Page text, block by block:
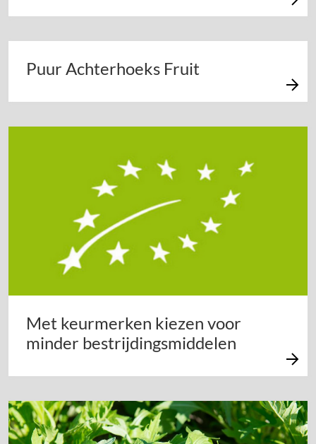
Puur Achterhoeks Fruit
Met keurmerken kiezen voor
minder bestrijdingsmiddelen